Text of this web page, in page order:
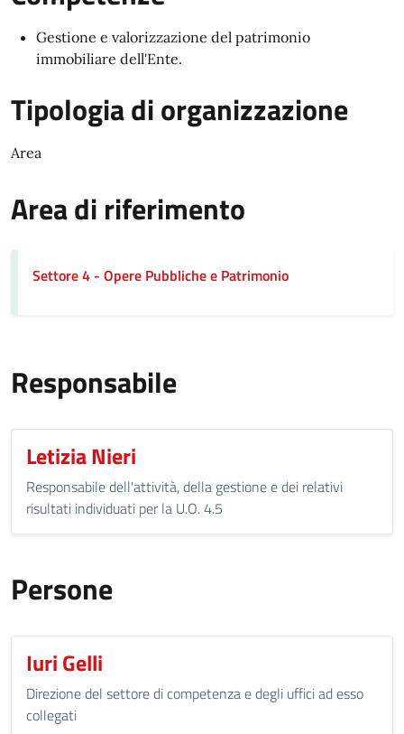
Gestione e valorizzazione del patrimonio
immobiliare dell'Ente.
Tipologia di organizzazione
Area
Area di riferimento
Settore 4 - Opere Pubbliche e Patrimonio
Responsabile
Letizia Nieri
Responsabile dell'attività, della gestione e dei relativi
risultati individuati per la U.O. 4.5
Persone
Iuri Gelli
Direzione del settore di competenza e degli uffici ad esso
collegati